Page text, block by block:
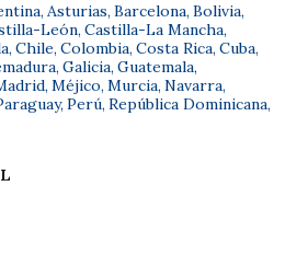
, Asturias, Barcelona, Bolivia,
León, Castilla-La Mancha,
, Chile, Colombia, Costa Rica, Cuba,
, Galicia, Guatemala,
, Méjico, Murcia, Navarra,
, Perú, República Dominicana,